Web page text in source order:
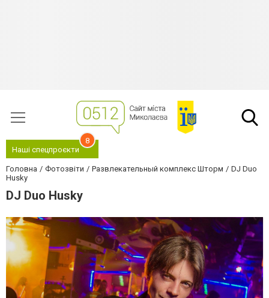
Наші спецпроєкти
8
Головна Фотозвіти Развлекательный комплекс Шторм
DJ Duo
Husky
DJ Duo Husky